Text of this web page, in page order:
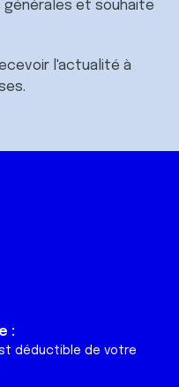
et souhaite
l'actualité à
:
déductible de votre